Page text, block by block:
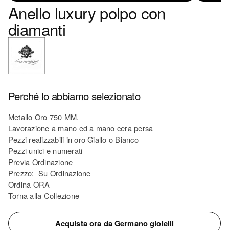
Anello luxury polpo con
diamanti
Perché lo abbiamo selezionato
Metallo Oro 750 MM.
Lavorazione a mano ed a mano cera persa
Pezzi realizzabili in oro Giallo o Bianco
Pezzi unici e numerati
Previa Ordinazione
Prezzo: Su Ordinazione
Ordina ORA
Torna alla Collezione
Acquista ora da Germano gioielli